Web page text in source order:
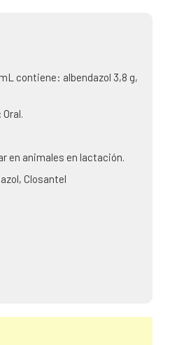
contiene: albendazol 3,8 g,
Oral.
en animales en lactación.
Closantel